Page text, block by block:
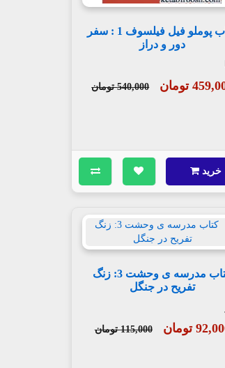
کتاب پوملو فیل فیلسوف 1 : سفر
دور و دراز
تومان 540,000 تومان
خرید
کتاب مدرسه ی وحشت 3: زنگ
تفریح در جنگل
تومان 115,000 تومان